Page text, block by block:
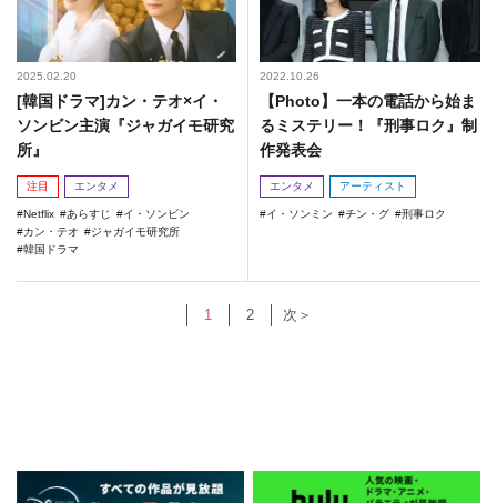
2025.02.20
[韓国ドラマ]カン・テオ×イ・
ソンビン主演『ジャガイモ研究
所』
注目 エンタメ
Netflix あらすじ
イ・ソンビン
カン・テオ
ジャガイモ研究所
韓国ドラマ
2022.10.26
【Photo】一本の電話から始ま
るミステリー！『刑事ロク』制
作発表会
エンタメ アーティスト
イ・ソンミン チン・グ 刑事ロク
1 2 次＞